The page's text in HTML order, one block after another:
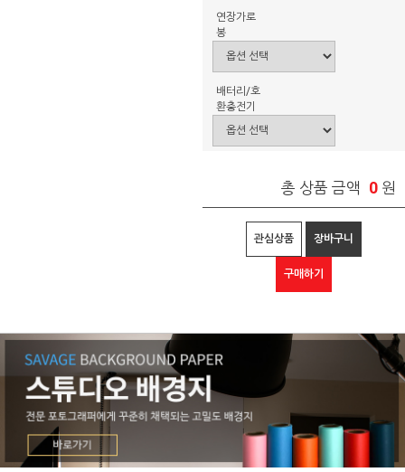
연장가로
봉
배터리/호
환충전기
총 상품 금액 0 원
관심상품 장바구니
구매하기